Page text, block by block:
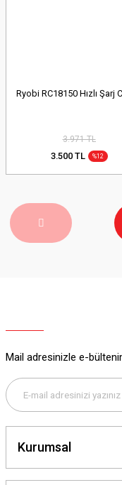
Ryobi RC18150 Hızlı Şarj
3.971 TL
3.500 TL %12
Mail adresinizle e-
Kurumsal